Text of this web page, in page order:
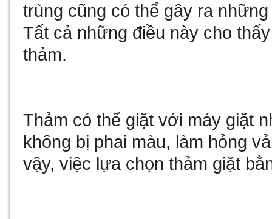
trùng cũng có thể gây ra
Tất cả những điều này cho
thảm.
Thảm có thể giặt với máy giặt
không bị phai màu, làm hỏng
vậy, việc lựa chọn thảm giặt